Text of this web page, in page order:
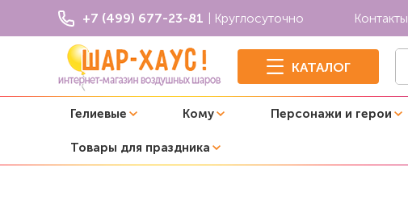
+7 (499) 677-23-81 | Круглосуточно Контакты
КАТАЛОГ
Гелиевые Кому Персонажи и герои
Товары для праздника
Фольгированные сердца